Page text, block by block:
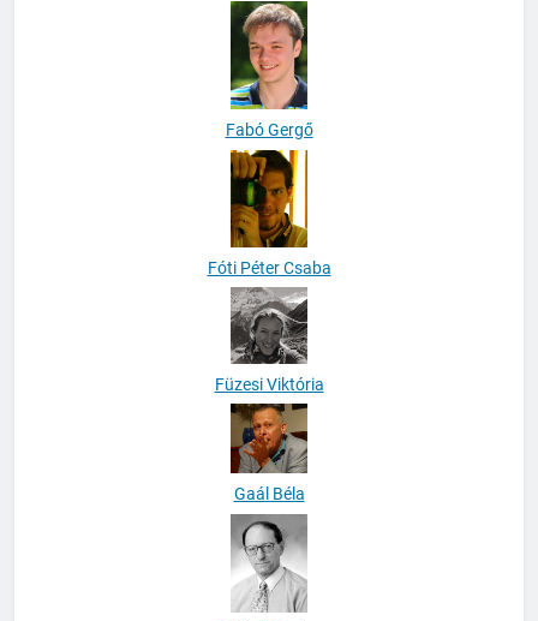
Fabó Gergő
Fóti Péter Csaba
Füzesi Viktória
Gaál Béla